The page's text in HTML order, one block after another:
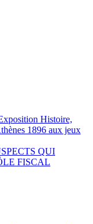
Histoire,
1896 aux jeux
QUI
FISCAL